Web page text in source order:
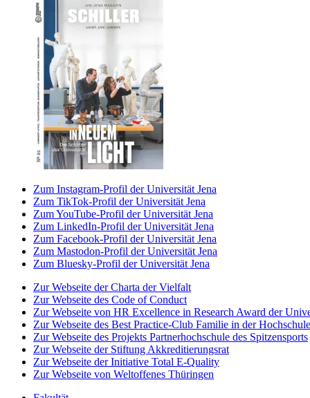
Zum Instagram-Profil der Universität Jena
Zum TikTok-Profil der Universität Jena
Zum YouTube-Profil der Universität Jena
Zum LinkedIn-Profil der Universität Jena
Zum Facebook-Profil der Universität Jena
Zum Mastodon-Profil der Universität Jena
Zum Bluesky-Profil der Universität Jena
Zur Webseite der Charta der Vielfalt
Zur Webseite des Code of Conduct
Zur Webseite von HR Excellence in Research Award der
Zur Webseite des Best Practice-Club Familie in der Hochschule
Zur Webseite des Projekts Partnerhochschule des Spitzensports
Zur Webseite der Stiftung Akkreditierungsrat
Zur Webseite der Initiative Total E-Quality
Zur Webseite von Weltoffenes Thüringen